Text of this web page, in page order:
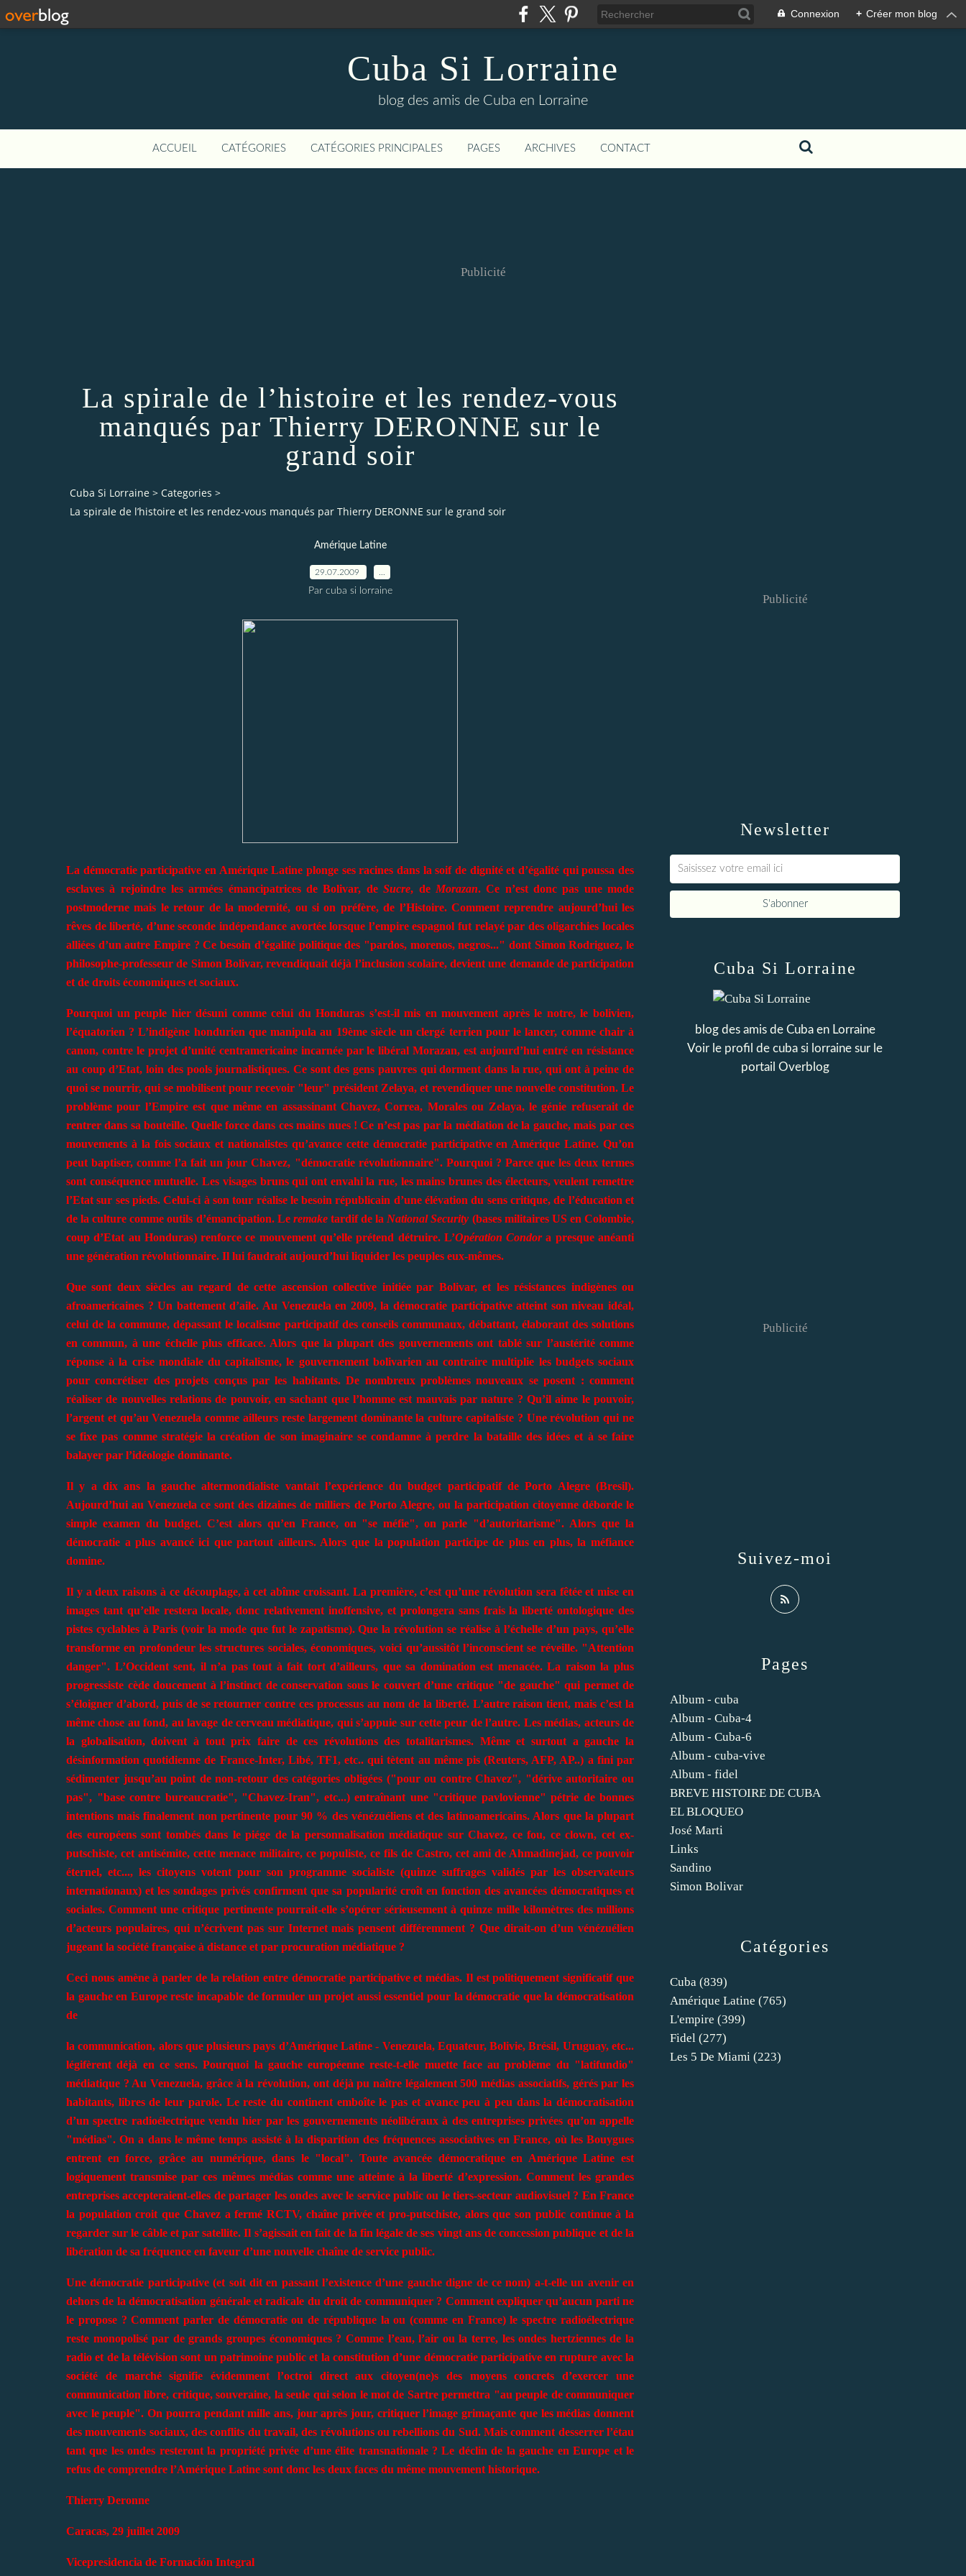
Connexion + Créer mon blog
Cuba Si Lorraine
blog des amis de Cuba en Lorraine
ACCUEIL CATÉGORIES CATÉGORIES PRINCIPALES PAGES ARCHIVES CONTACT
Publicité
La spirale de l’histoire et les rendez-vous
manqués par Thierry DERONNE sur le
grand soir
Cuba Si Lorraine > Categories >
La spirale de l’histoire et les rendez-vous manqués par Thierry DERONNE sur le grand soir
Amérique Latine
29.07.2009
Par cuba si lorraine
La démocratie participative en Amérique Latine plonge ses racines dans la soif de dignité et d’égalité qui poussa des
esclaves à rejoindre les armées émancipatrices de Bolivar, deSucre, de Morazan. Ce n’est donc pas une mode
postmoderne mais le retour de la modernité, ou si on préfère, de l’Histoire. Comment reprendre aujourd’hui les
rêves de liberté, d’une seconde indépendance avortée lorsque l’empire espagnol fut relayé par des oligarchies locales
alliées d’un autre Empire ? Ce besoin d’égalité politique des "pardos, morenos, negros..." dont Simon Rodriguez, le
philosophe-professeur de Simon Bolivar, revendiquait déjà l’inclusion scolaire, devient une demande de participation
et de droits économiques et sociaux.
Pourquoi un peuple hier désuni comme celui du Honduras s’est-il mis en mouvement après le notre, le bolivien,
l’équatorien ? L’indigène hondurien que manipula au 19ème siècle un clergé terrien pour le lancer, comme chair à
canon, contre le projet d’unité centramericaine incarnée par le libéral Morazan, est aujourd’hui entré en résistance
au coup d’Etat, loin des pools journalistiques. Ce sont des gens pauvres qui dorment dans la rue, qui ont à peine de
quoi se nourrir, qui se mobilisent pour recevoir "leur" président Zelaya, et revendiquer une nouvelle constitution. Le
problème pour l’Empire est que même en assassinant Chavez, Correa, Morales ou Zelaya, le génie refuserait de
rentrer dans sa bouteille. Quelle force dans ces mains nues ! Ce n’est pas par la médiation de la gauche, mais par ces
mouvements à la fois sociaux et nationalistes qu’avance cette démocratie participative en Amérique Latine. Qu’on
peut baptiser, comme l’a fait un jour Chavez, "démocratie révolutionnaire". Pourquoi ? Parce que les deux termes
sont conséquence mutuelle. Les visages bruns qui ont envahi la rue, les mains brunes des électeurs, veulent remettre
l’Etat sur ses pieds. Celui-ci à son tour réalise le besoin républicain d’une élévation du sens critique, de l’éducation et
de la culture comme outils d’émancipation. Le remaketardif de la National Security (bases militaires US en Colombie,
coup d’Etat au Honduras) renforce ce mouvement qu’elle prétend détruire. L’Opération Condora presque anéanti
une génération révolutionnaire. Il lui faudrait aujourd’hui liquider les peuples eux-mêmes.
Que sont deux siècles au regard de cette ascension collective initiée par Bolivar, et les résistances indigènes ou
afroamericaines ? Un battement d’aile. Au Venezuela en 2009, la démocratie participative atteint son niveau idéal,
celui de la commune, dépassant le localisme participatif des conseils communaux, débattant, élaborant des solutions
en commun, à une échelle plus efficace. Alors que la plupart des gouvernements ont tablé sur l’austérité comme
réponse à la crise mondiale du capitalisme, le gouvernement bolivarien au contraire multiplie les budgets sociaux
pour concrétiser des projets conçus par les habitants. De nombreux problèmes nouveaux se posent : comment
réaliser de nouvelles relations de pouvoir, en sachant que l’homme est mauvais par nature ? Qu’il aime le pouvoir,
l’argent et qu’au Venezuela comme ailleurs reste largement dominante la culture capitaliste ? Une révolution qui ne
se fixe pas comme stratégie la création de son imaginaire se condamne à perdre la bataille des idées et à se faire
balayer par l’idéologie dominante.
Il y a dix ans la gauche altermondialiste vantait l’expérience du budget participatif de Porto Alegre (Bresil).
Aujourd’hui au Venezuela ce sont des dizaines de milliers de Porto Alegre, ou la participation citoyenne déborde le
simple examen du budget. C’est alors qu’en France, on "se méfie", on parle "d’autoritarisme". Alors que la
démocratie a plus avancé ici que partout ailleurs. Alors que la population participe de plus en plus, la méfiance
domine.
Il y a deux raisons à ce découplage, à cet abîme croissant. La première, c’est qu’une révolution sera fêtée et mise en
images tant qu’elle restera locale, donc relativement inoffensive, et prolongera sans frais la liberté ontologique des
pistes cyclables à Paris (voir la mode que fut le zapatisme). Que la révolution se réalise à l’échelle d’un pays, qu’elle
transforme en profondeur les structures sociales, économiques, voici qu’aussitôt l’inconscient se réveille. "Attention
danger". L’Occident sent, il n’a pas tout à fait tort d’ailleurs, que sa domination est menacée. La raison la plus
progressiste cède doucement à l’instinct de conservation sous le couvert d’une critique "de gauche" qui permet de
s’éloigner d’abord, puis de se retourner contre ces processus au nom de la liberté. L’autre raison tient, mais c’est la
même chose au fond, au lavage de cerveau médiatique, qui s’appuie sur cette peur de l’autre. Les médias, acteurs de
la globalisation, doivent à tout prix faire de ces révolutions des totalitarismes. Même et surtout a gauche la
désinformation quotidienne de France-Inter, Libé, TF1, etc.. qui tètent au même pis (Reuters, AFP, AP..) a fini par
sédimenter jusqu’au point de non-retour des catégories obligées ("pour ou contre Chavez", "dérive autoritaire ou
pas", "base contre bureaucratie", "Chavez-Iran", etc...) entraînant une "critique pavlovienne" pétrie de bonnes
intentions mais finalement non pertinente pour 90 % des vénézuéliens et des latinoamericains. Alors que la plupart
des européens sont tombés dans le piége de la personnalisation médiatique sur Chavez, ce fou, ce clown, cet ex-
putschiste, cet antisémite, cette menace militaire, ce populiste, ce fils de Castro, cet ami de Ahmadinejad, ce pouvoir
éternel, etc..., les citoyens votent pour son programme socialiste (quinze suffrages validés par les observateurs
internationaux) et les sondages privés confirment que sa popularité croît en fonction des avancées démocratiques et
sociales. Comment une critique pertinente pourrait-elle s’opérer sérieusement à quinze mille kilomètres des millions
d’acteurs populaires, qui n’écrivent pas sur Internet mais pensent différemment ? Que dirait-on d’un vénézuélien
jugeant la société française à distance et par procuration médiatique ?
Ceci nous amène à parler de la relation entre démocratie participative et médias. Il est politiquement significatif que
la gauche en Europe reste incapable de formuler un projet aussi essentiel pour la démocratie que la démocratisation
de
la communication, alors que plusieurs pays d’Amérique Latine - Venezuela, Equateur, Bolivie, Brésil, Uruguay, etc...
légifèrent déjà en ce sens. Pourquoi la gauche européenne reste-t-elle muette face au problème du "latifundio"
médiatique ? Au Venezuela, grâce à la révolution, ont déjà pu naître légalement 500 médias associatifs, gérés par les
habitants, libres de leur parole. Le reste du continent emboîte le pas et avance peu à peu dans la démocratisation
d’un spectre radioélectrique vendu hier par les gouvernements néolibéraux à des entreprises privées qu’on appelle
"médias". On a dans le même temps assisté à la disparition des fréquences associatives en France, où les Bouygues
entrent en force, grâce au numérique, dans le "local". Toute avancée démocratique en Amérique Latine est
logiquement transmise par ces mêmes médias comme une atteinte à la liberté d’expression. Comment les grandes
entreprises accepteraient-elles de partager les ondes avec le service public ou le tiers-secteur audiovisuel ? En France
la population croit que Chavez a fermé RCTV, chaîne privée et pro-putschiste, alors que son public continue à la
regarder sur le câble et par satellite. Il s’agissait en fait de la fin légale de ses vingt ans de concession publique et de la
libération de sa fréquence en faveur d’une nouvelle chaîne de service public.
Une démocratie participative (et soit dit en passant l’existence d’une gauche digne de ce nom) a-t-elle un avenir en
dehors de la démocratisation générale et radicale du droit de communiquer ? Comment expliquer qu’aucun parti ne
le propose ? Comment parler de démocratie ou de république la ou (comme en France) le spectre radioélectrique
reste monopolisé par de grands groupes économiques ? Comme l’eau, l’air ou la terre, les ondes hertziennes de la
radio et de la télévision sont un patrimoine public et la constitution d’une démocratie participative en rupture avec la
société de marché signifie évidemment l’octroi direct aux citoyen(ne)s des moyens concrets d’exercer une
communication libre, critique, souveraine, la seule qui selon le mot de Sartre permettra "au peuple de communiquer
avec le peuple". On pourra pendant mille ans, jour après jour, critiquer l’image grimaçante que les médias donnent
des mouvements sociaux, des conflits du travail, des révolutions ou rebellions du Sud. Mais comment desserrer l’étau
tant que les ondes resteront la propriété privée d’une élite transnationale ? Le déclin de la gauche en Europe et le
refus de comprendre l’Amérique Latine sont donc les deux faces du même mouvement historique.
Thierry Deronne
Caracas, 29 juillet 2009
Vicepresidencia de Formación Integral
Newsletter
Publicité
Catégories
Cuba (839)
Amérique Latine (765)
L'empire (399)
Fidel (277)
Les 5 De Miami (223)
Pages
Album - cuba
Album - Cuba-4
Album - Cuba-6
Album - cuba-vive
Album - fidel
BREVE HISTOIRE DE CUBA
EL BLOQUEO
José Marti
Links
Sandino
Simon Bolivar
Cuba Si Lorraine
blog des amis de Cuba en Lorraine
Voir le profil de cuba si lorraine sur le
portail Overblog
Suivez-moi
Publicité